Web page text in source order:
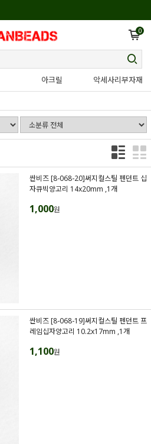
0
아크릴 악세사리부자재
싼비즈 [8-068-20]써지컬스틸 펜던트 십
자큐빅양고리 14x20mm ,1개
1,000원
싼비즈 [8-068-19]써지컬스틸 펜던트 프
레임십자양고리 10.2x17mm ,1개
1,100원